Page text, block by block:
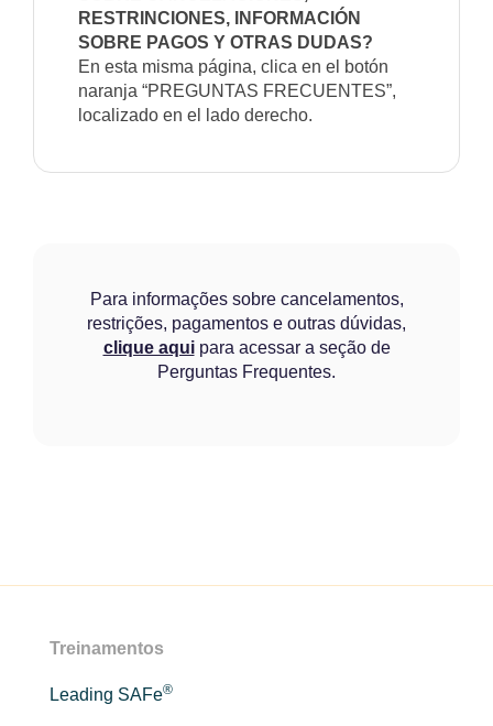
RESTRINCIONES, INFORMACIÓN
SOBRE PAGOS Y OTRAS DUDAS?
En esta misma página, clica en el botón
naranja “PREGUNTAS FRECUENTES”,
localizado en el lado derecho.
Para informações sobre cancelamentos,
restrições, pagamentos e outras dúvidas,
clique aquipara acessar a seção de
Perguntas Frequentes.
Treinamentos
Leading SAFe®